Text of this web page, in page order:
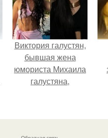
Виктория галустян,
бывшая жена
юмориста Михаила
галустяна,
последствиях